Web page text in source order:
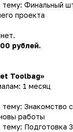
тему: Финальный
проекта
рублей.
Toolbag»
1 месяц
тему: Знакомство
работы
тему: Подготовка
отзывов
персональных